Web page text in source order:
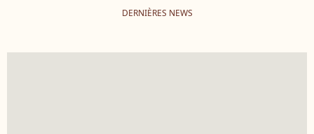
DERNIÈRES NEWS